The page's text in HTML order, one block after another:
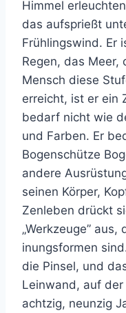
Himmel
das aufsprießt
Frühlingswind. Er
Regen, das Meer,
Mensch diese
erreicht, ist er ein
bedarf nicht wie
und Farben. Er
Bogenschütze
andere
seinen Körper,
Zenleben drückt
„Werkzeuge”
inungsformen
die Pinsel, und
Leinwand, auf
achtzig, neunzig